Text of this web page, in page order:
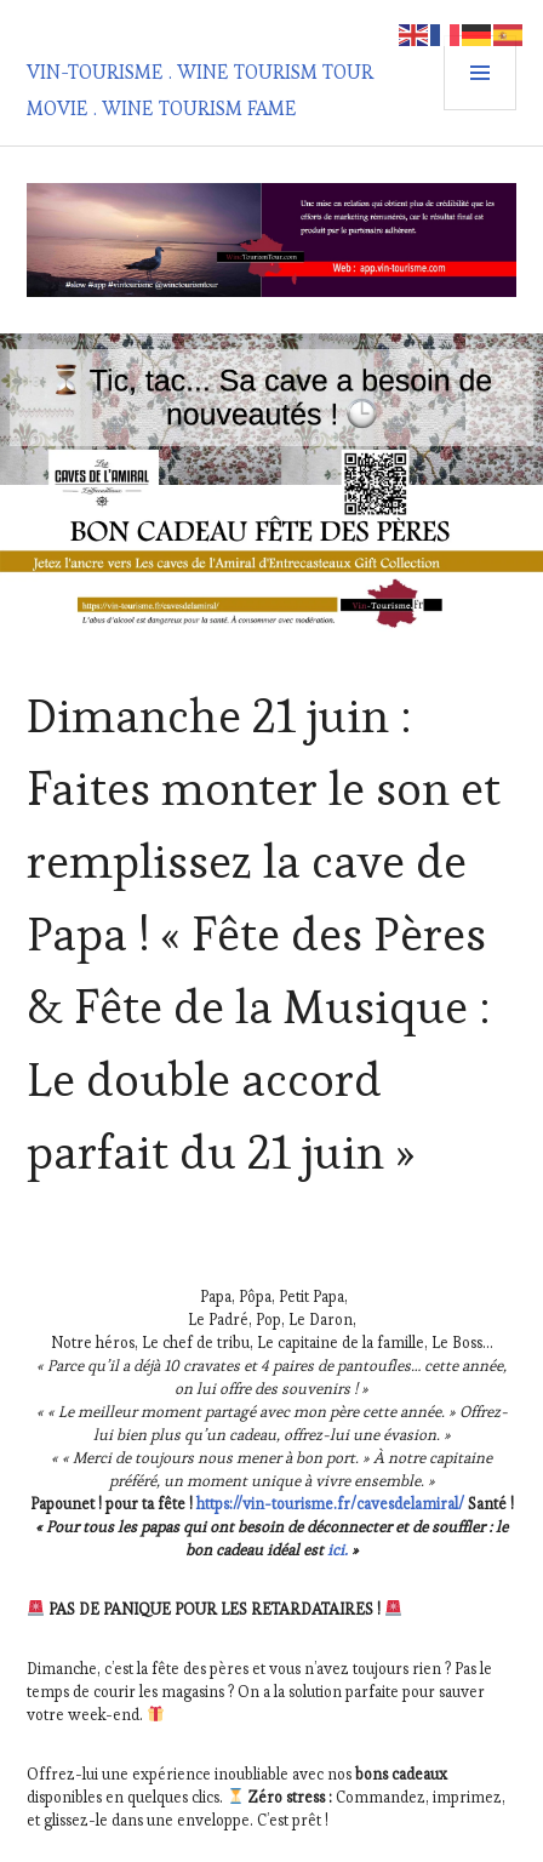
contenu
principal
VIN-TOURISME . WINE TOURISM TOUR
MOVIE . WINE TOURISM FAME
CLUB
:
TASTING
VOUCHER,
DE-
PROVENCE,
VITICOLE,
ADHÉRENT,
TOURISME,
INVITATIONS
DÉGUSTATIONS,
WINE
JEU
MÉDIAS,
PARTENAIRES
VIN
PRODUCTEURS
TERROIR,
TASTING
VAR,
VIGNOBLES,
FAME,
TOUR,
WINE
MOVIE,
WINETASTINGVOUCHER.COM
Dimanche 21 juin :
Faites monter le son et
remplissez la cave de
Papa ! « Fête des Pères
& Fête de la Musique :
Le double accord
parfait du 21 juin »
Papa, Pôpa, Petit Papa,
Le Padré, Pop, Le Daron,
Notre héros, Le chef de tribu, Le capitaine de la famille, Le Boss…
« Parce qu’il a déjà 10 cravates et 4 paires de pantoufles… cette année,
on lui offre des souvenirs ! »
« « Le meilleur moment partagé avec mon père cette année. » Offrez-
lui bien plus qu’un cadeau, offrez-lui une évasion. »
« « Merci de toujours nous mener à bon port. » À notre capitaine
préféré, un moment unique à vivre ensemble. »
Papounet ! pour ta fête !https://vin-tourisme.fr/cavesdelamiral/Santé !
« Pour tous les papas qui ont besoin de déconnecter et de souffler : le
bon cadeau idéal estici.»
PAS DE PANIQUE POUR LES RETARDATAIRES !
Dimanche, c’est la fête des pères et vous n’avez toujours rien ? Pas le
temps de courir les magasins ? On a la solution parfaite pour sauver
votre week-end.
Offrez-lui une expérience inoubliable avec nosbons cadeaux
disponibles en quelques clics.
Zéro stress :Commandez, imprimez,
et glissez-le dans une enveloppe. C’est prêt !